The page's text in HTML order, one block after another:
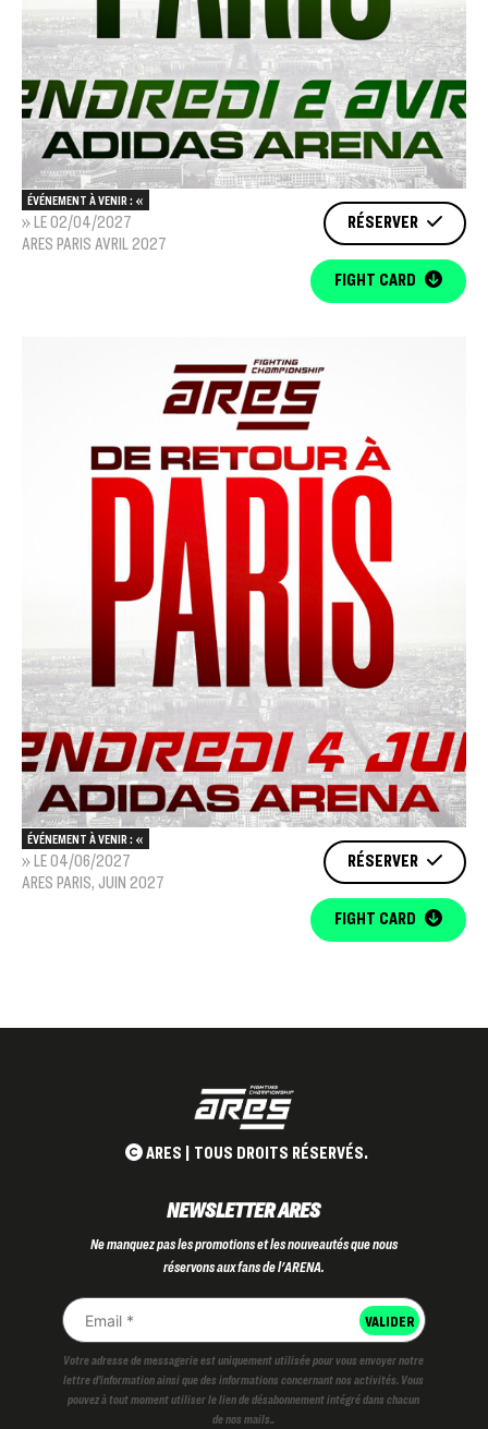
ÉVÉNEMENT À VENIR : «
» LE 02/04/2027
ARES PARIS AVRIL 2027
RÉSERVER
FIGHT CARD
ÉVÉNEMENT À VENIR : «
» LE 04/06/2027
ARES PARIS, JUIN 2027
RÉSERVER
FIGHT CARD
ARES | TOUS DROITS RÉSERVÉS.
NEWSLETTER ARES
Ne manquez pas les promotions et les nouveautés que nous
réservons aux fans de l'ARENA.
Votre adresse de messagerie est uniquement utilisée pour vous envoyer notre
lettre d'information ainsi que des informations concernant nos activités. Vous
pouvez à tout moment utiliser le lien de désabonnement intégré dans chacun
de nos mails..